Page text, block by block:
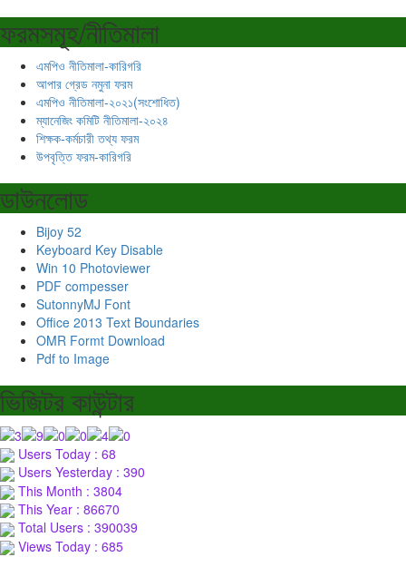
ফরমসমূহ/নীতিমালা
এমপিও নীতিমালা-কারিগরি
আপার গ্রেড নমুনা ফরম
এমপিও নীতিমালা-২০২১(সংশোধিত)
ম্যানেজিং কমিটি নীতিমালা-২০২৪
শিক্ষক-কর্মচারী তথ্য ফরম
উপবৃত্তি ফরম-কারিগরি
ডাউনলোড
Bijoy 52
Keyboard Key Disable
Win 10 Photoviewer
PDF compesser
SutonnyMJ Font
Office 2013 Text Boundaries
OMR Formt Download
Pdf to Image
ভিজিটর কাউন্টার
Users Today : 68
Users Yesterday : 390
This Month : 3804
This Year : 86670
Total Users : 390039
Views Today : 685